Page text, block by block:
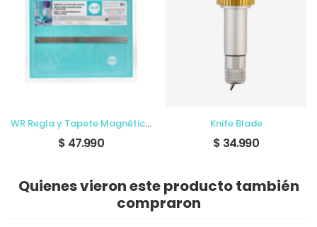
WR Regla y Tapete Magnético para cortar
$ 47.990
Knife Blade
$ 34.990
Quienes vieron este producto también
compraron